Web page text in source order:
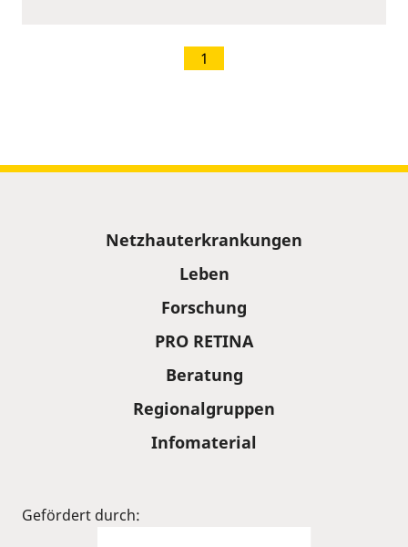
1
Netzhauterkrankungen
Leben
Forschung
PRO RETINA
Beratung
Regionalgruppen
Infomaterial
Gefördert durch: